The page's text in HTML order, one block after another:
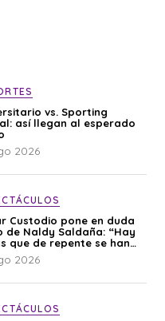
vs. Sporting
así llegan al esperado
2026
Custodio pone en duda
de Naldy Saldaña: “Hay
que de repente se han
2026